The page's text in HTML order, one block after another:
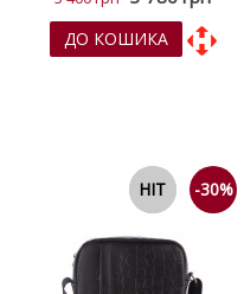
ДО КОШИКА
-30%
HIT
NEW